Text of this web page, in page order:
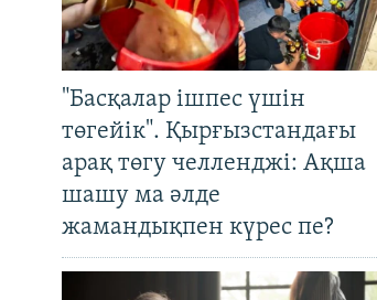
"Басқалар ішпес үшін
төгейік". Қырғызстандағы
арақ төгу челленджі: Ақша
шашу ма әлде
жамандықпен күрес пе?